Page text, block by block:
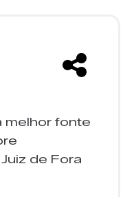
melhor fonte
de Fora